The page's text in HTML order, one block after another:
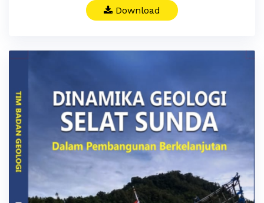
Download